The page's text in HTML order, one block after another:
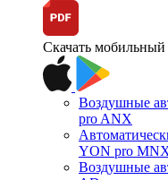
Скачать мобильный
Воздушные
pro ANX
YON pro
Воздушные